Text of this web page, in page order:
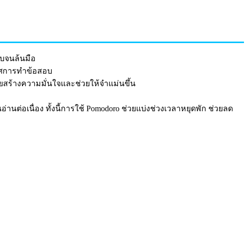
จนล้นมือ
การทำข้อสอบ
สร้างความมั่นใจและช่วยให้จำแม่นขึ้น
ต่อเนื่อง ทั้งนี้การใช้ Pomodoro ช่วยแบ่งช่วงเวลาหยุดพัก ช่วยลด